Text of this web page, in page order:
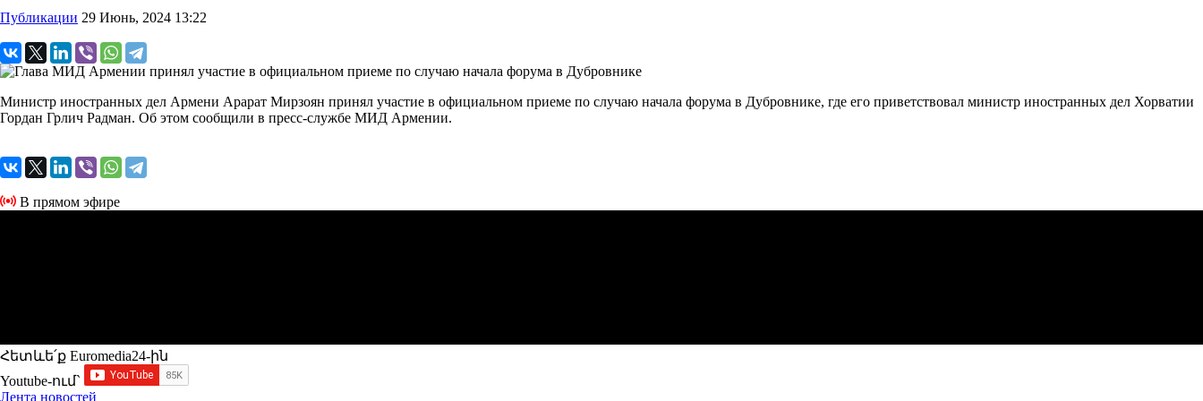
Публикации 29 Июнь, 2024 13:22
Министр иностранных дел Армени Арарат Мирзоян принял участие в официальном приеме по случаю начала форума в Дубровнике, где его приветствовал министр иностранных дел Хорватии
Гордан Грлич Радман. Об этом сообщили в пресс-службе МИД Армении.
В прямом эфире
Հետևե՛ք Euromedia24-ին
Youtube-ում`
Лента новостей